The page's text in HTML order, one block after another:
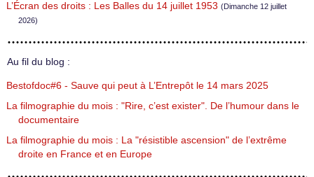
L’Écran des droits : Les Balles du 14 juillet 1953 (Dimanche 12 juillet
2026)
Au fil du blog :
Bestofdoc#6 - Sauve qui peut à L’Entrepôt le 14 mars 2025
La filmographie du mois : "Rire, c’est exister". De l’humour dans le
documentaire
La filmographie du mois : La "résistible ascension" de l’extrême
droite en France et en Europe